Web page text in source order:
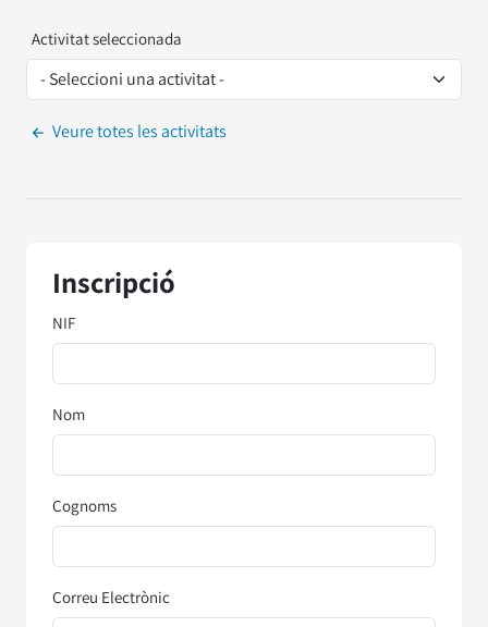
Activitat seleccionada
Veure totes les activitats
Inscripció
NIF
Nom
Cognoms
Correu Electrònic